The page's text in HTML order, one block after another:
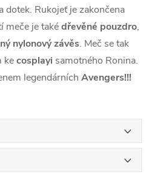
dotek. Rukojeť je zakončena
meče je takédřevěné pouzdro,
nylonový závěs. Meč se tak
kecosplayi samotného Ronina.
legendárních Avengers!!!